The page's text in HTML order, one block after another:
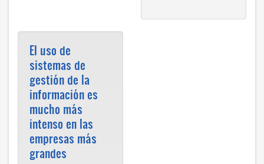
El uso de
sistemas de
gestión de la
información es
mucho más
intenso en las
empresas más
grandes